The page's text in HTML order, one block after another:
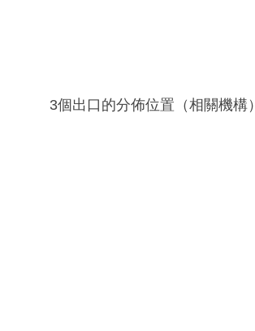
3個出口的分佈位置（相關機構）